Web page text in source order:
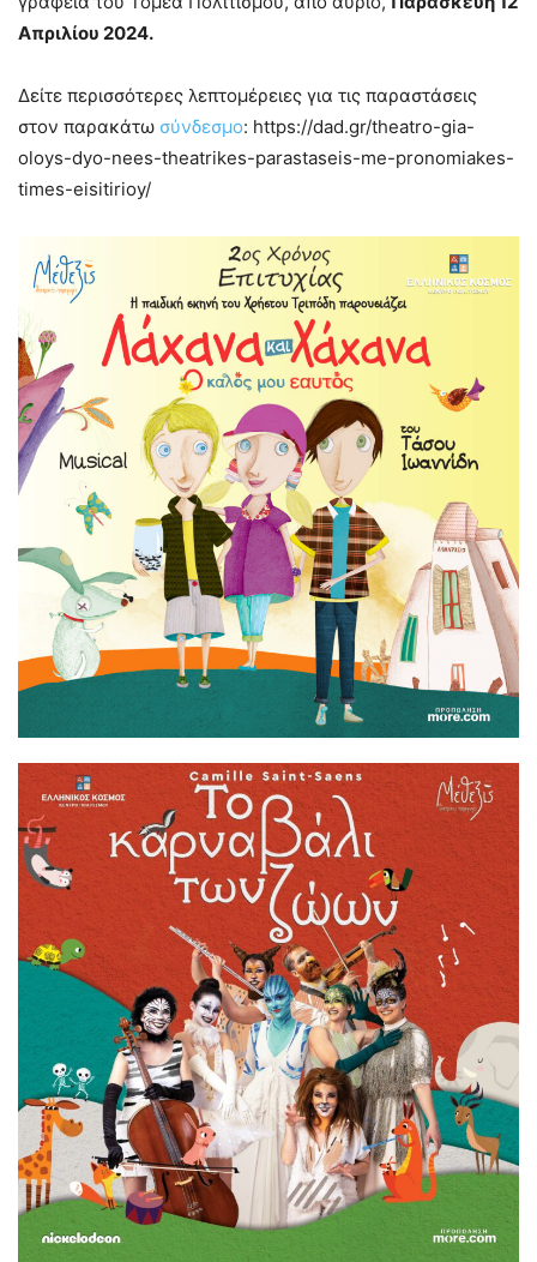
Απριλίου 2024.
Δείτε περισσότερες λεπτομέρειες για τις παραστάσεις
στον παρακάτω σύνδεσμο: https://dad.gr/theatro-gia-
oloys-dyo-nees-theatrikes-parastaseis-me-pronomiakes-
times-eisitirioy/